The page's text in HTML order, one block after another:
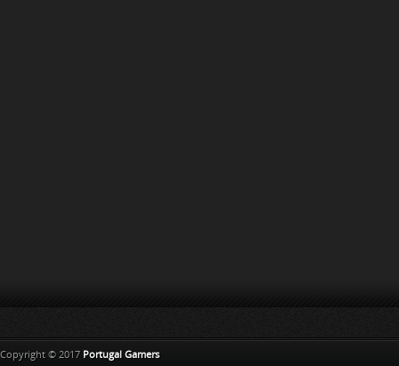
Copyright © 2017 Portugal Gamers